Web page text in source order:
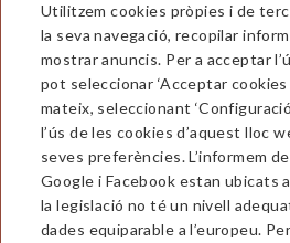
Hotel Aran La
(Valle de Aran)
T. 973 64 00
Utilitzem cookies pròpies i de
la seva navegació, recopilar
mostrar anuncis. Per a acceptar
pot seleccionar ‘Acceptar cookies
mateix, seleccionant
l’ús de les cookies d’aquest lloc
seves preferències. L’informem
Google i Facebook estan ubicats
la legislació no té un nivell
dades equiparable a l’europeu.